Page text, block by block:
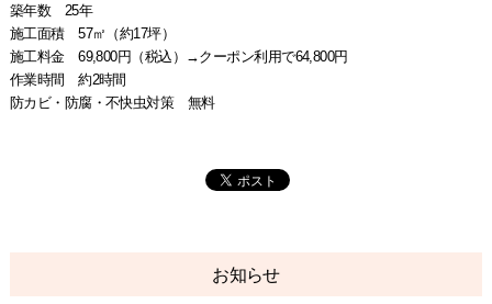
築年数 25年
施工面積 57㎡（約17坪）
施工料金 69,800円（税込）→クーポン利用で64,800円
作業時間 約2時間
防カビ・防腐・不快虫対策 無料
お知らせ